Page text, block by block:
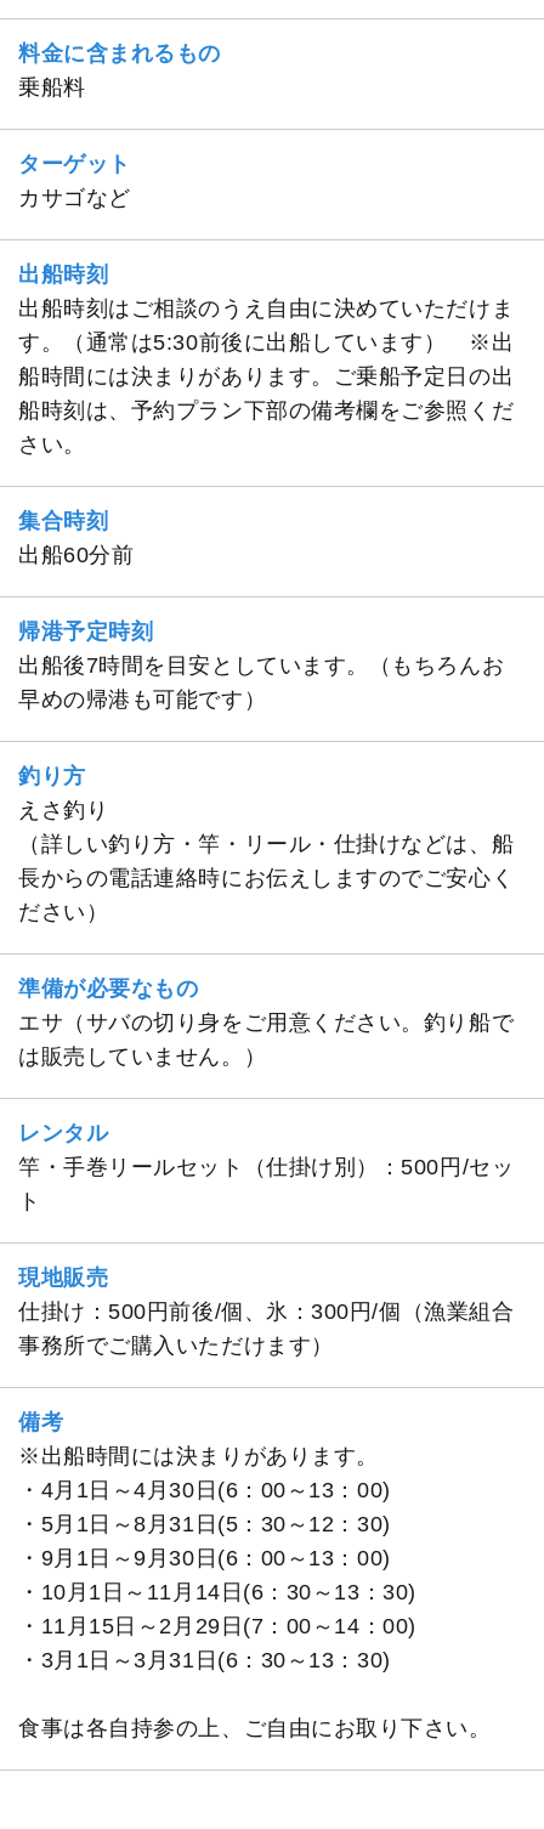
料金に含まれるもの
乗船料
ターゲット
カサゴなど
出船時刻
出船時刻はご相談のうえ自由に決めていただけま
す。（通常は5:30前後に出船しています） ※出
船時間には決まりがあります。ご乗船予定日の出
船時刻は、予約プラン下部の備考欄をご参照くだ
さい。
集合時刻
出船60分前
帰港予定時刻
出船後7時間を目安としています。（もちろんお
早めの帰港も可能です）
釣り方
えさ釣り
（詳しい釣り方・竿・リール・仕掛けなどは、船
長からの電話連絡時にお伝えしますのでご安心く
ださい）
準備が必要なもの
エサ（サバの切り身をご用意ください。釣り船で
は販売していません。）
レンタル
竿・手巻リールセット（仕掛け別）：500円/セッ
ト
現地販売
仕掛け：500円前後/個、氷：300円/個（漁業組合
事務所でご購入いただけます）
備考
※出船時間には決まりがあります。
・4月1日～4月30日(6：00～13：00)
・5月1日～8月31日(5：30～12：30)
・9月1日～9月30日(6：00～13：00)
・10月1日～11月14日(6：30～13：30)
・11月15日～2月29日(7：00～14：00)
・3月1日～3月31日(6：30～13：30)
食事は各自持参の上、ご自由にお取り下さい。